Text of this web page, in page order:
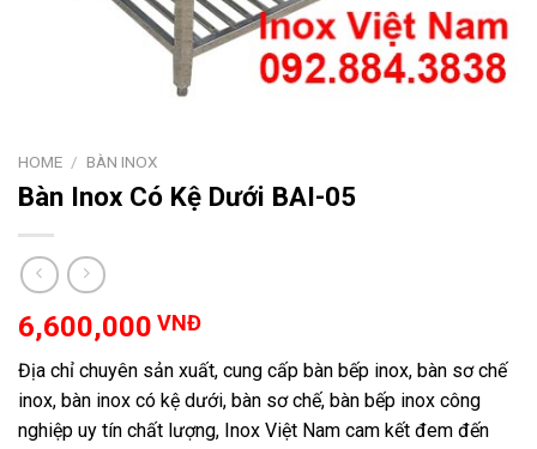
HOME / BÀN INOX
Bàn Inox Có Kệ Dưới BAI-05
6,600,000 VNĐ
Địa chỉ chuyên sản xuất, cung cấp bàn bếp inox, bàn sơ chế
inox, bàn inox có kệ dưới, bàn sơ chế, bàn bếp inox công
nghiệp uy tín chất lượng, Inox Việt Nam cam kết đem đến